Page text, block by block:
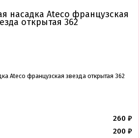
Ateco французская звезда открытая 362
260 ₽
200 ₽